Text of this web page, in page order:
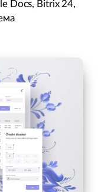
Docs, Bitrix 24,